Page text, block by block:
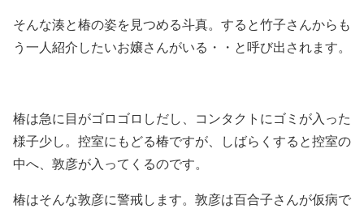
そんな湊と椿の姿を見つめる斗真。すると竹子さんからも
う一人紹介したいお嬢さんがいる・・と呼び出されます。
椿は急に目がゴロゴロしだし、コンタクトにゴミが入った
様子少し。控室にもどる椿ですが、しばらくすると控室の
中へ、敦彦が入ってくるのです。
椿はそんな敦彦に警戒します。敦彦は百合子さんが仮病で